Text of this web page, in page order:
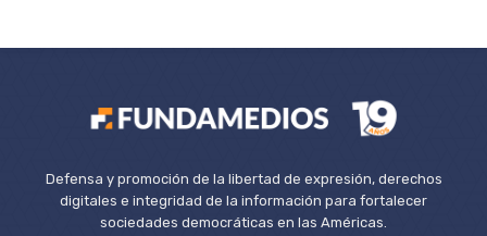
Defensa y promoción de la libertad de expresión, derechos
digitales e integridad de la información para fortalecer
sociedades democráticas en las Américas.